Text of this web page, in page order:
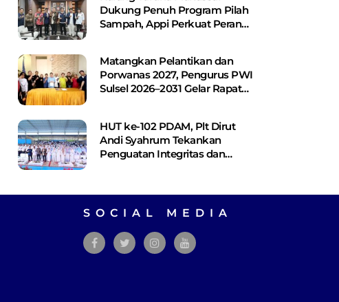
Dukung Penuh Program Pilah
Sampah, Appi Perkuat Peran
Matangkan Pelantikan dan
Porwanas 2027, Pengurus PWI
Sulsel 2026–2031 Gelar Rapat
HUT ke-102 PDAM, Plt Dirut
Andi Syahrum Tekankan
Penguatan Integritas dan
SOCIAL MEDIA